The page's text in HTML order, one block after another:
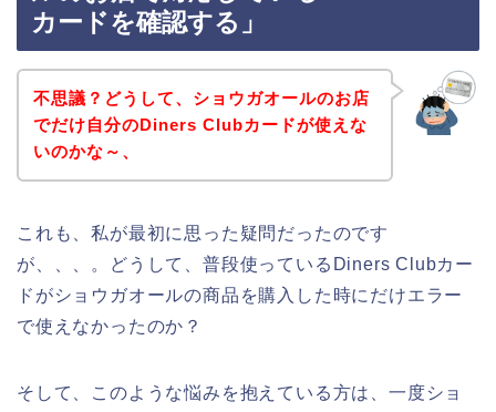
カードを確認する」
不思議？どうして、ショウガオールのお店
でだけ自分のDiners Clubカードが使えな
いのかな～、
これも、私が最初に思った疑問だったのです
が、、、。どうして、普段使っているDiners Clubカー
ドがショウガオールの商品を購入した時にだけエラー
で使えなかったのか？
そして、このような悩みを抱えている方は、一度ショ